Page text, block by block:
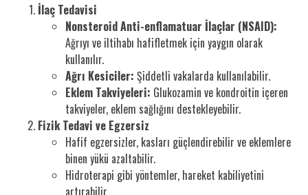
İlaç Tedavisi
Nonsteroid Anti-enflamatuar İlaçlar (NSAID):
Ağrıyı ve iltihabı hafifletmek için yaygın olarak
kullanılır.
Ağrı Kesiciler: Şiddetli vakalarda kullanılabilir.
Eklem Takviyeleri: Glukozamin ve kondroitin içeren
takviyeler, eklem sağlığını destekleyebilir.
Fizik Tedavi ve Egzersiz
Hafif egzersizler, kasları güçlendirebilir ve eklemlere
binen yükü azaltabilir.
Hidroterapi gibi yöntemler, hareket kabiliyetini
artırabilir.